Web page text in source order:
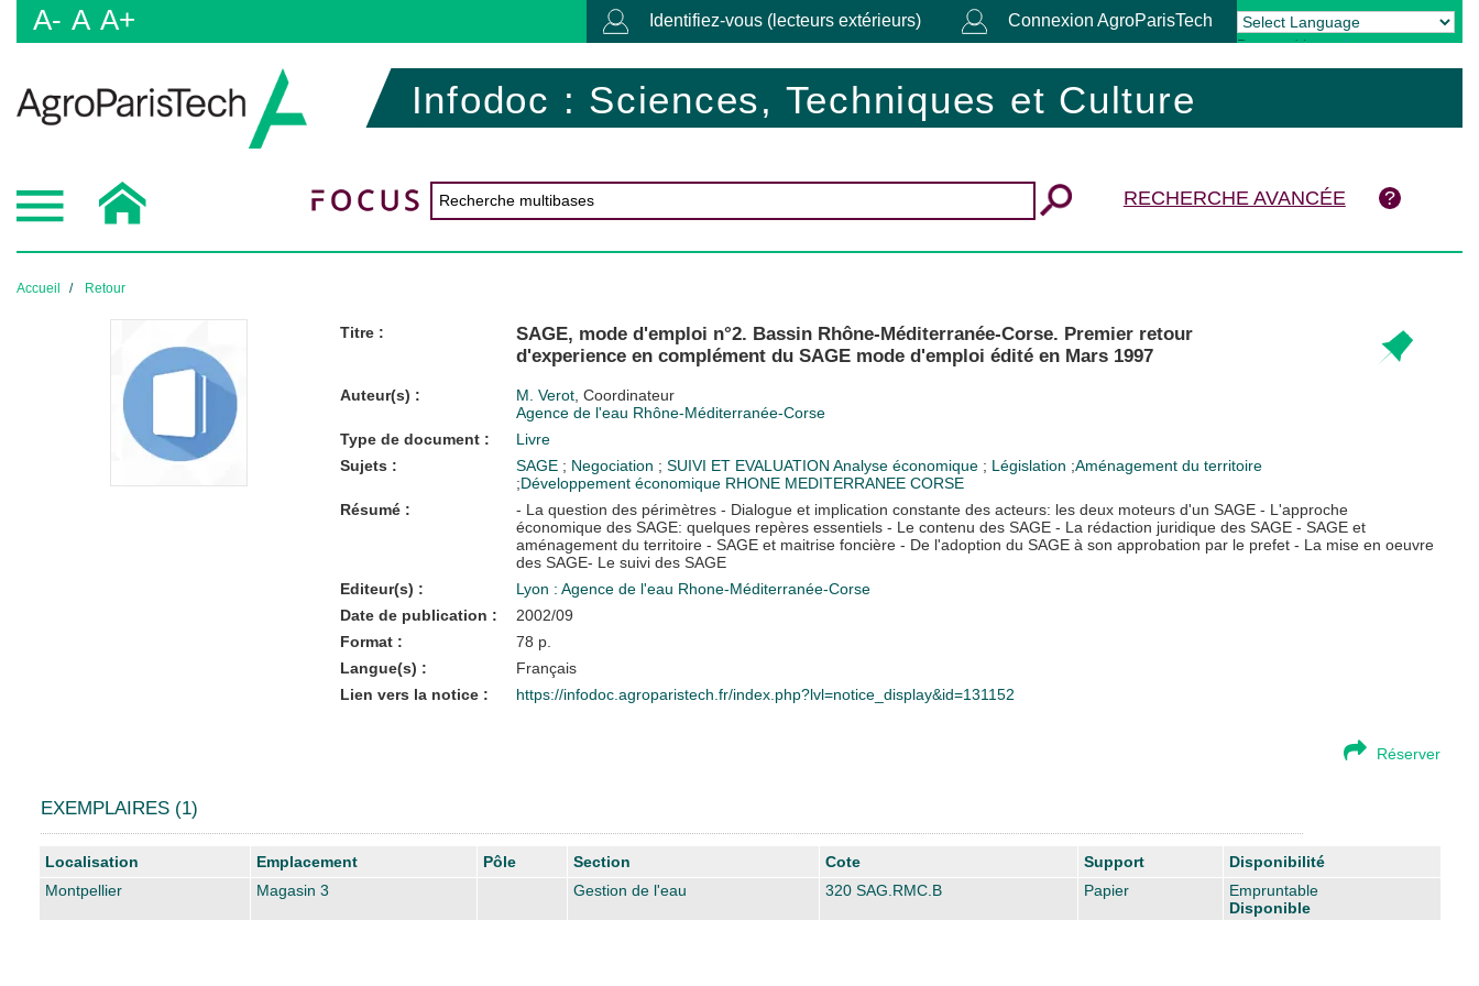
A- A A+ Identifiez-vous (lecteurs extérieurs) Connexion AgroParisTech
Powered by Translate
Infodoc : Sciences, Techniques et Culture
RECHERCHE AVANCÉE
Accueil Retour
Titre :
SAGE, mode d'emploi n°2. Bassin Rhône-Méditerranée-Corse. Premier retour
d'experience en complément du SAGE mode d'emploi édité en Mars 1997
Auteur(s) : M. Verot, Coordinateur
Agence de l'eau Rhône-Méditerranée-Corse
Type de document :
Livre
Sujets :
SAGE ; Negociation ; SUIVI ET EVALUATION Analyse économique ; Législation ;Aménagement du territoire
;Développement économique RHONE MEDITERRANEE CORSE
Résumé :
- La question des périmètres - Dialogue et implication constante des acteurs: les deux moteurs d'un SAGE - L'approche
économique des SAGE: quelques repères essentiels - Le contenu des SAGE - La rédaction juridique des SAGE - SAGE et
aménagement du territoire - SAGE et maitrise foncière - De l'adoption du SAGE à son approbation par le prefet - La mise en oeuvre
des SAGE- Le suivi des SAGE
Editeur(s) :
Lyon : Agence de l'eau Rhone-Méditerranée-Corse
Date de publication :
2002/09
Format :
78 p.
Langue(s) :
Français
Lien vers la notice :
https://infodoc.agroparistech.fr/index.php?lvl=notice_display&id=131152
Réserver
EXEMPLAIRES (1)
Liste des exemplaires
Localisation Emplacement Pôle Section Cote Support
Disponibilité
Montpellier
Magasin 3 Gestion de l'eau 320 SAG.RMC.B Papier
Empruntable
Disponible